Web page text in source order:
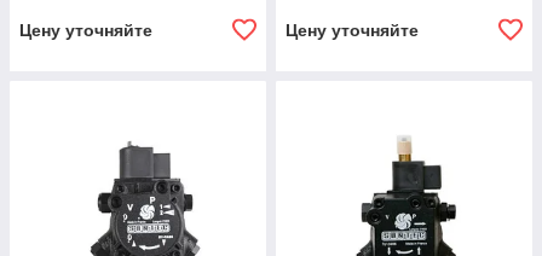
Цену уточняйте Цену уточняйте